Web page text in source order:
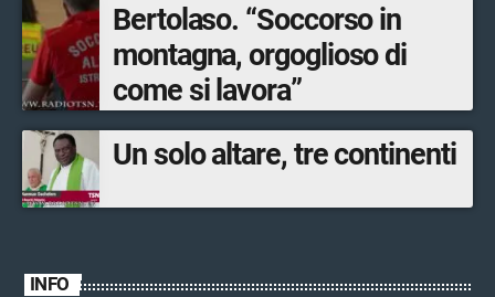
Bertolaso. “Soccorso in
montagna, orgoglioso di
come si lavora”
Un solo altare, tre continenti
INFO